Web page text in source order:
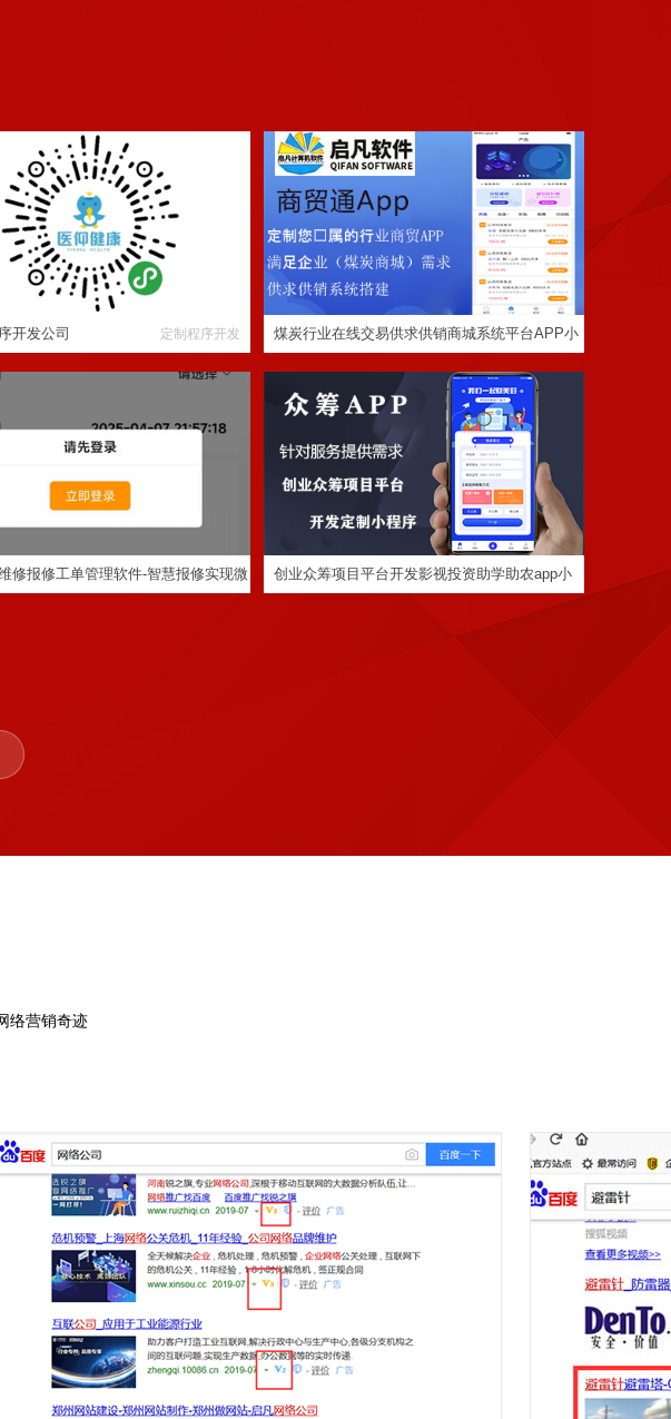
开发公司 定制程序开发 煤炭行业在线交易供求供销商城系统平台APP小
程序设计制作开发
定制程序开发
修报修工单管理软件-智慧报修实现
程序扫码报修_智慧报修系统
修报修工单管理软件-智慧报修实现微
创业众筹项目平台开发影视投资助学助农app
小程序定制
创业众筹项目平台开发影视投资助学助农app小
络营销奇迹